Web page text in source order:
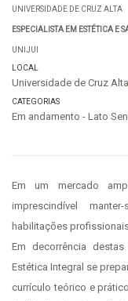
UNIVERSIDADE DE CRUZ ALTA
ESPECIALISTA EM ESTÉTICA E
UNIJUI
LOCAL
Universidade de Cruz Alta
CATEGORIAS
Em andamento - Lato
Em um mercado
imprescindível
habilitações
Em decorrência
Estética Integral se
currículo teórico e